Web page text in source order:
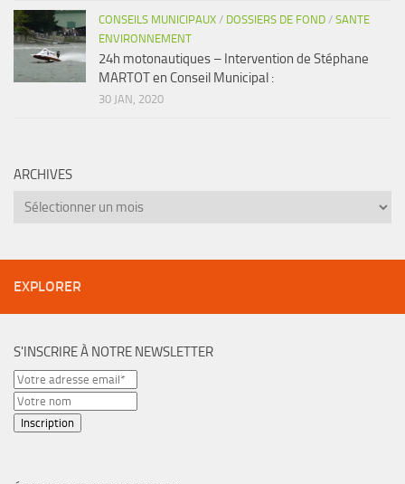
CONSEILS MUNICIPAUX / DOSSIERS DE FOND / SANTE
ENVIRONNEMENT
24h motonautiques – Intervention de Stéphane
MARTOT en Conseil Municipal :
30 JAN, 2020
ARCHIVES
Archives
EXPLORER
S'INSCRIRE À NOTRE NEWSLETTER